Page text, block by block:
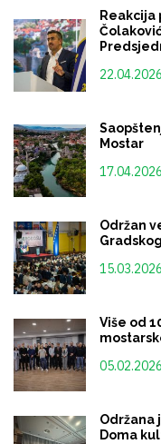
Reakcija
Mostar
Održan
Više od
Održana
Doma